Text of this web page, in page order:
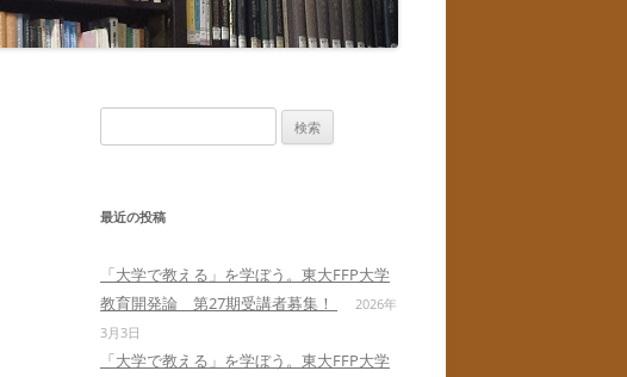
索:
最近の投稿
「大学で教える」を学ぼう。東大FFP大学
教育開発論 第27期受講者募集！
2026年
3月3日
「大学で教える」を学ぼう。東大FFP大学